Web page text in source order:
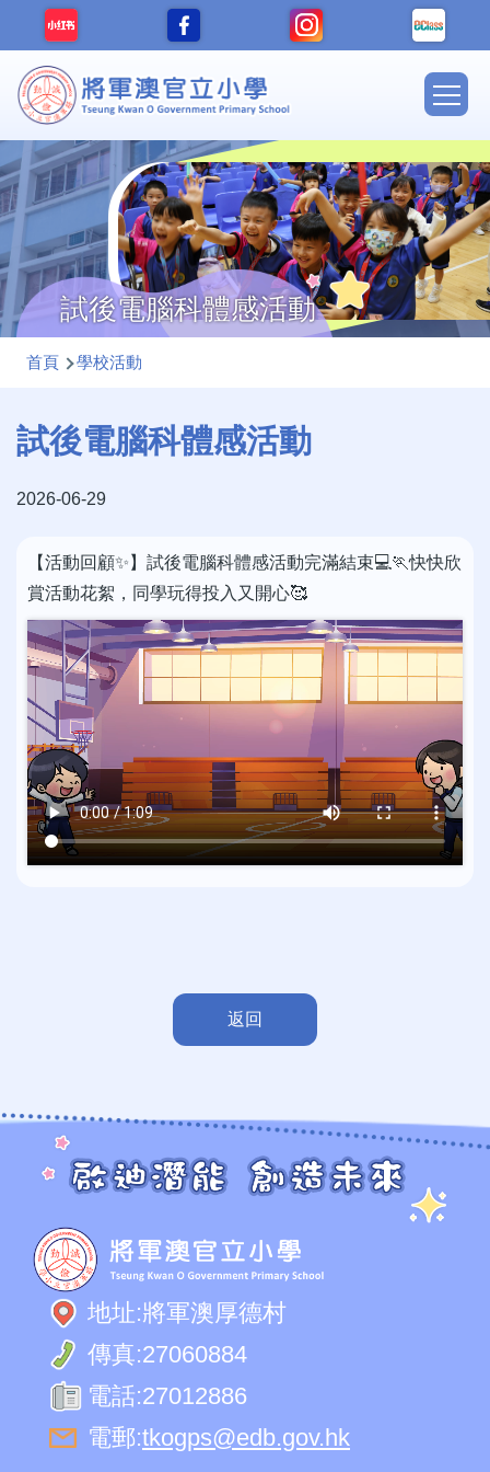
移至主內容
Main
試後電腦科體感活動
導
連
結
首頁 學校活動
試後電腦科體感活動
2026-06-29
【活動回顧✨】試後電腦科體感活動完滿結束💻🏃快快欣
賞活動花絮，同學玩得投入又開心🥰
返回
地址:將軍澳厚德村
傳真:27060884
電話:27012886
電郵:tkogps@edb.gov.hk